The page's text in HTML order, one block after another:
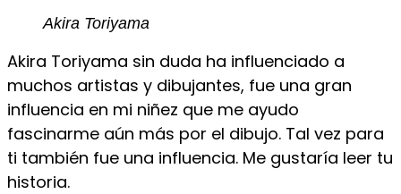
Akira Toriyama
Akira Toriyama sin duda ha influenciado a
muchos artistas y dibujantes, fue una gran
influencia en mi niñez que me ayudo
fascinarme aún más por el dibujo. Tal vez para
ti también fue una influencia. Me gustaría leer tu
historia.